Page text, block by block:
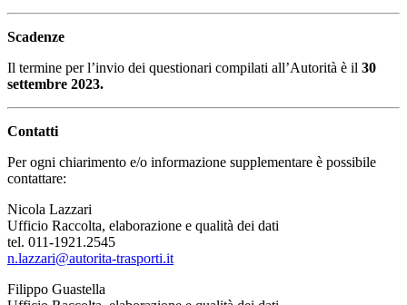
Scadenze
Il termine per l’invio dei questionari compilati all’Autorità è il 30
settembre 2023.
Contatti
Per ogni chiarimento e/o informazione supplementare è possibile
contattare:
Nicola Lazzari
Ufficio Raccolta, elaborazione e qualità dei dati
tel. 011-1921.2545
n.lazzari@autorita-trasporti.it
Filippo Guastella